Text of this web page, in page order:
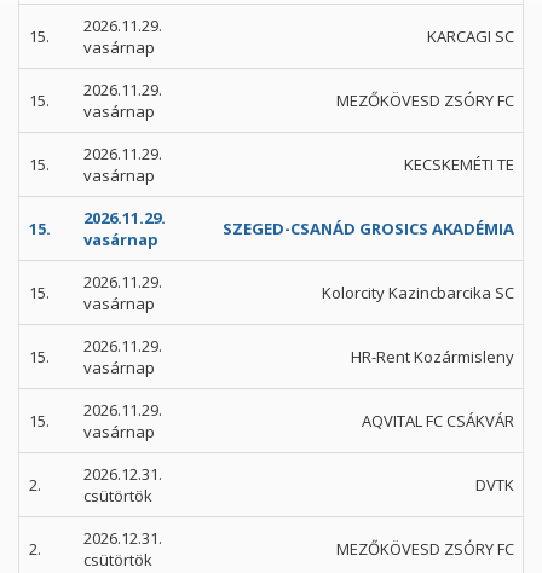
15.
2026.11.29.
vasárnap
KARCAGI SC
15.
2026.11.29.
vasárnap
MEZŐKÖVESD ZSÓRY FC
15.
2026.11.29.
vasárnap
KECSKEMÉTI TE
15.
2026.11.29.
vasárnap
SZEGED-CSANÁD GROSICS AKADÉMIA
15.
2026.11.29.
vasárnap
Kolorcity Kazincbarcika SC
15.
2026.11.29.
vasárnap
HR-Rent Kozármisleny
15.
2026.11.29.
vasárnap
AQVITAL FC CSÁKVÁR
2.
2026.12.31.
csütörtök
DVTK
2.
2026.12.31.
csütörtök
MEZŐKÖVESD ZSÓRY FC